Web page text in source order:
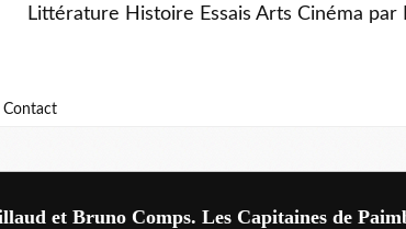
Littérature Histoire Essais Arts Cinéma
Contact
et Bruno Comps. Les Capitaines de